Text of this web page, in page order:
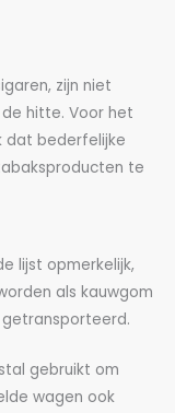
zijn niet
hitte. Voor het
dat bederfelijke
te
lijst opmerkelijk,
als kauwgom
gebruikt om
wagen ook